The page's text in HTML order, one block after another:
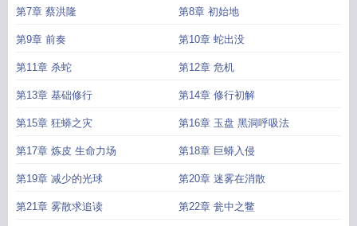
第7章 蔡洪隆 第8章 初始地
第9章 前奏 第10章 蛇出没
第11章 杀蛇 第12章 危机
第13章 基础修行 第14章 修行初解
第15章 狂蟒之灾 第16章 玉盘 黑洞呼吸法
第17章 炼皮 生命力场 第18章 巨蟒入侵
第19章 减少的光球 第20章 迷雾在消散
第21章 雾散求追读 第22章 瓮中之鳖